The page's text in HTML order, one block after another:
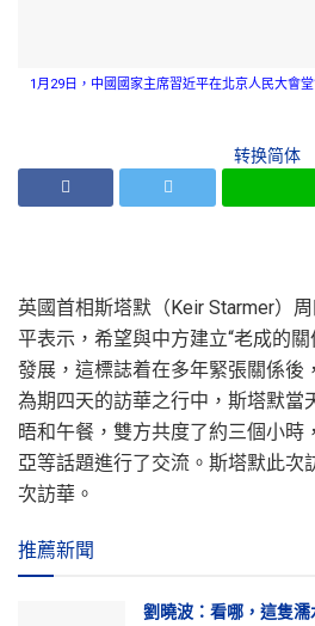
1月29日，中國國家主席習近平在北京人民大會
转换简体
英國首相斯塔默（Keir Starmer）
平表示，希望與中方建立“老成的
發展，這標誌着在多年緊張關係後
為期四天的訪華之行中，斯塔默當
晤和午餐，雙方共度了約三個小時
亞等話題進行了交流。斯塔默此次
次訪華。
推薦新聞
劉曉波：看哪，這隻